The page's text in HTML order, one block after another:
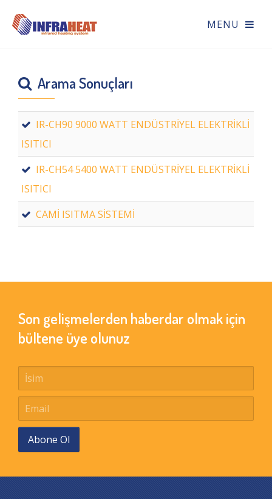
Arama Sonuçları
IR-CH90 9000 WATT ENDÜSTRİYEL ELEKTRİKLİ
ISITICI
IR-CH54 5400 WATT ENDÜSTRİYEL ELEKTRİKLİ
ISITICI
CAMİ ISITMA SİSTEMİ
Son gelişmelerden haberdar olmak için
bültene üye olunuz
Abone Ol